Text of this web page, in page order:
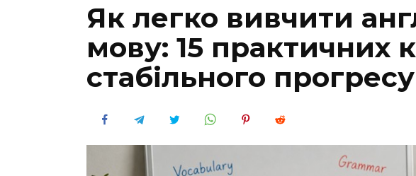
Як легко вивчити
мову: 15 практичних
стабільного прогресу